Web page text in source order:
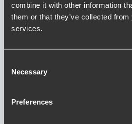
combine it with other information
them or that they’ve collected
services.
Selection
Necessary
Preferences
Verticaal
trekhaak